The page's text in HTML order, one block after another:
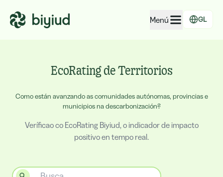
Menú
EcoRating de territorios
Para administracións
Para empresas
GL
EcoRating de Territorios
Como están avanzando as comunidades autónomas, provincias e
municipios na descarbonización?
Veríficao co EcoRating Biyiud, o indicador de impacto
positivo en tempo real.